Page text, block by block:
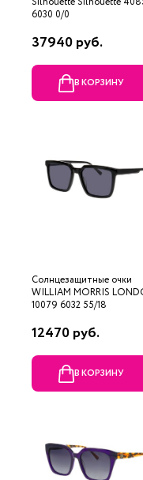
6030 0/0
37940 руб.
В КОРЗИНУ
Солнцезащитные очки
WILLIAM MORRIS
10079 6032 55/18
12470 руб.
В КОРЗИНУ